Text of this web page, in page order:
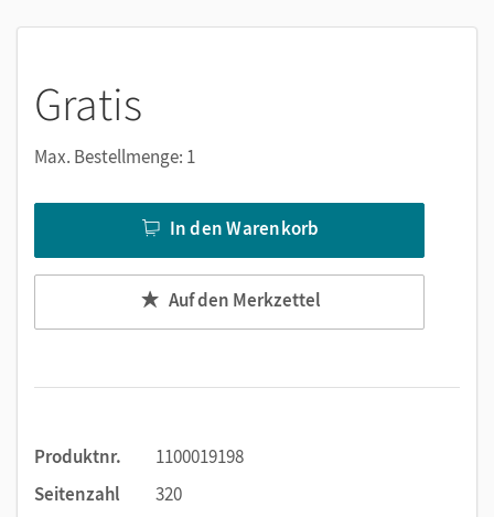
Gratis
Max. Bestellmenge: 1
In den Warenkorb
Auf den Merkzettel
Produktnr.
1100019198
Seitenzahl
320